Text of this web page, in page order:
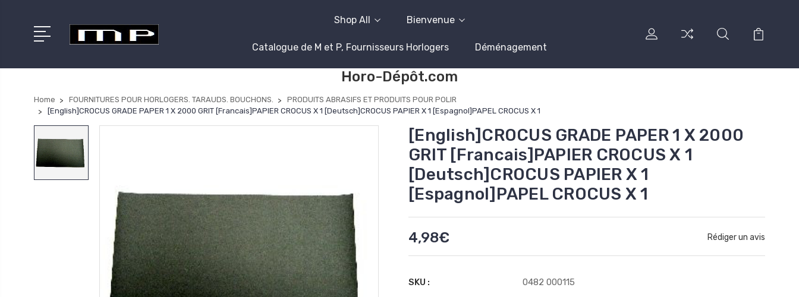
Shop All Bienvenue
Catalogue de M et P, Fournisseurs Horlogers Déménagement
Horo-Dépôt.com
Home FOURNITURES POUR HORLOGERS. TARAUDS. BOUCHONS.
PRODUITS ABRASIFS ET PRODUITS POUR POLIR
[English]CROCUS GRADE PAPER 1 X 2000 GRIT [Francais]PAPIER CROCUS X 1 [Deutsch]CROCUS PAPIER X 1 [Espagnol]PAPEL CROCUS X 1
[English]CROCUS GRADE PAPER 1 X 2000
GRIT [Francais]PAPIER CROCUS X 1
[Deutsch]CROCUS PAPIER X 1
[Espagnol]PAPEL CROCUS X 1
4,98€ Rédiger un avis
SKU : 0482 000115